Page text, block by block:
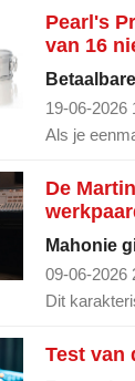
Pearl's
van 16
19-06-2026
Als je
De
Mahonie
09-06-2026
Dit
Test van